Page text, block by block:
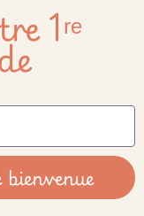
1ʳᵉ
bienvenue